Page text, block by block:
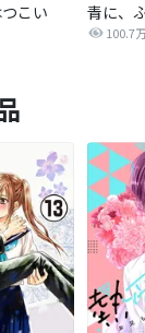
こい 青に、
100.7